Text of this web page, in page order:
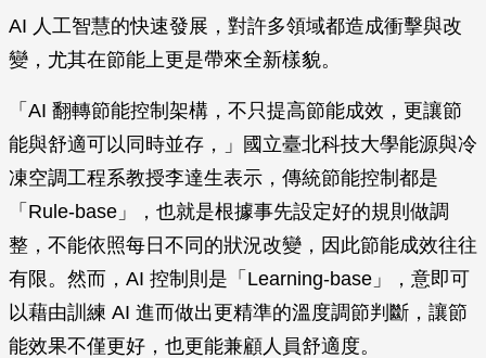
AI 人工智慧的快速發展，對許多領域都造成衝擊與改
變，尤其在節能上更是帶來全新樣貌。
「AI 翻轉節能控制架構，不只提高節能成效，更讓節
能與舒適可以同時並存，」國立臺北科技大學能源與冷
凍空調工程系教授李達生表示，傳統節能控制都是
「Rule-base」，也就是根據事先設定好的規則做調
整，不能依照每日不同的狀況改變，因此節能成效往往
有限。然而，AI 控制則是「Learning-base」，意即可
以藉由訓練 AI 進而做出更精準的溫度調節判斷，讓節
能效果不僅更好，也更能兼顧人員舒適度。